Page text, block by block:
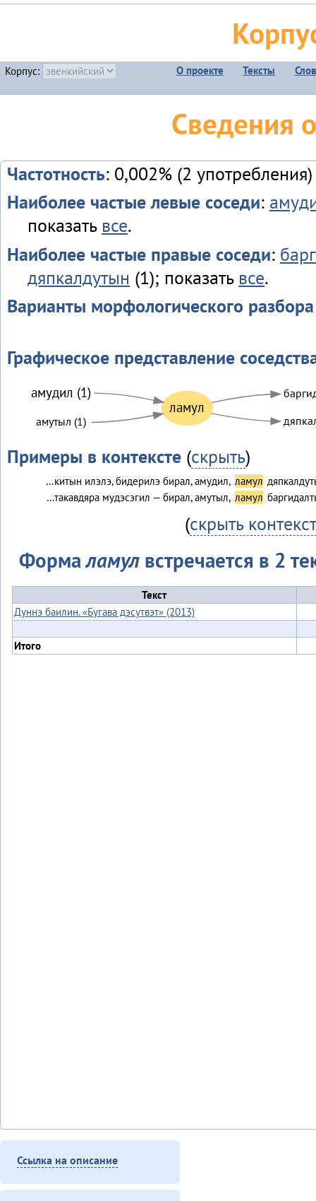
Корпус: О проекте Тексты
Сведения
Частотность: 0,002% (2 употребления)
Наиболее частые левые соседи:
показать все.
Наиболее частые правые соседи:
дяпкалдутын (1); показать все.
Варианты морфологического разбора
Графическое представление
ламул
амудил (1)
амутыл (1)
Примеры в контексте(скрыть)
…китын илэлэ, бидерилэ бирал, амудил, ламул
…такавдяра мудэсэгил — бирал, амутыл, ламул
(скрыть контекст
Формаламул встречается в 2
Текст
Дуннэ баилин. «Бугава дэсутвэт» (2013)
Итого
Ссылка на описание